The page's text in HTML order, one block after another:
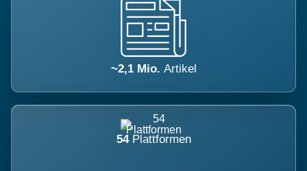
~2,1 Mio. Artikel
54 Plattformen